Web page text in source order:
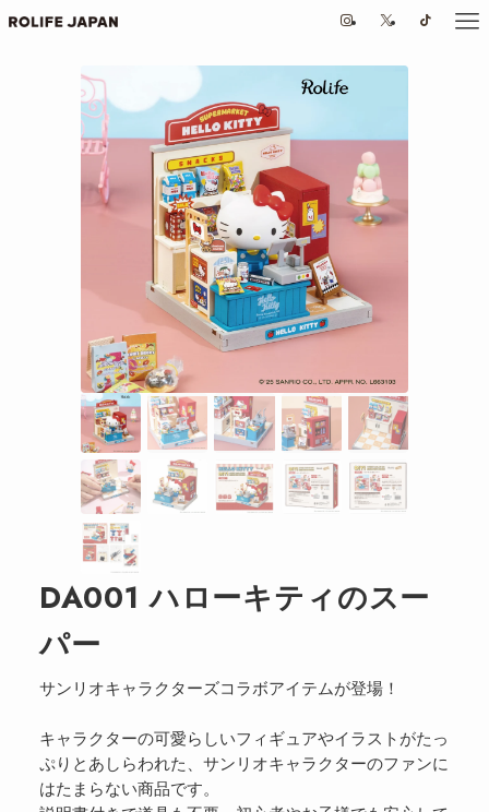
DA001 ハローキティのスー
パー
サンリオキャラクターズコラボアイテムが登場！
キャラクターの可愛らしいフィギュアやイラストがたっ
ぷりとあしらわれた、サンリオキャラクターのファンに
はたまらない商品です。